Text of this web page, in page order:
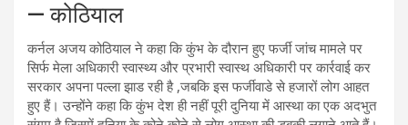
— कोठियाल
कर्नल अजय कोठियाल ने कहा कि कुंभ के दौरान हुए फर्जी जांच मामले पर
सिर्फ मेला अधिकारी स्वास्थ्य और प्रभारी स्वास्थ अधिकारी पर कार्रवाई कर
सरकार अपना पल्ला झाड रही है ,जबकि इस फर्जीवाडे से हजारों लोग आहत
हुए हैं। उन्होंने कहा कि कुंभ देश ही नहीं पूरी दुनिया में आस्था का एक अदभुत